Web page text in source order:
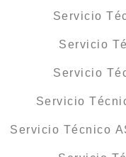
Servicio
Servicio
Servicio
Servicio
Servicio Técnico